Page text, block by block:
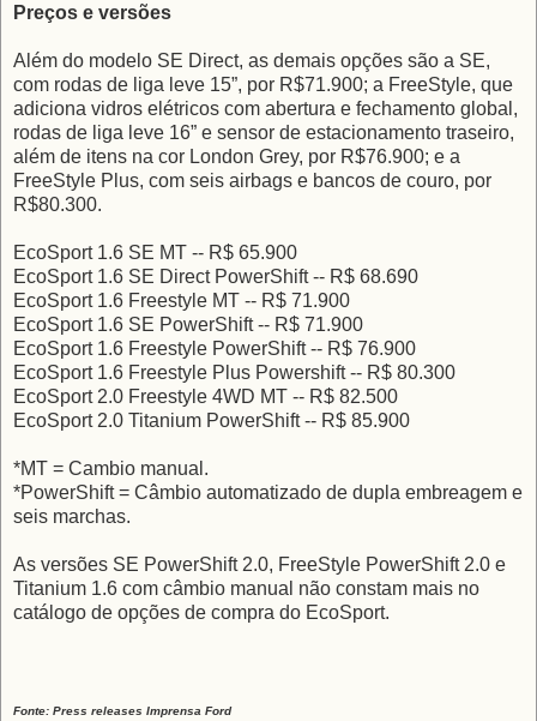
Preços e versões
Além do modelo SE Direct, as demais opções são a SE,
com rodas de liga leve 15”, por R$71.900; a FreeStyle, que
adiciona vidros elétricos com abertura e fechamento global,
rodas de liga leve 16” e sensor de estacionamento traseiro,
além de itens na cor London Grey, por R$76.900; e a
FreeStyle Plus, com seis airbags e bancos de couro, por
R$80.300.
EcoSport 1.6 SE MT -- R$ 65.900
EcoSport 1.6 SE Direct PowerShift -- R$ 68.690
EcoSport 1.6 Freestyle MT -- R$ 71.900
EcoSport 1.6 SE PowerShift -- R$ 71.900
EcoSport 1.6 Freestyle PowerShift -- R$ 76.900
EcoSport 1.6 Freestyle Plus Powershift -- R$ 80.300
EcoSport 2.0 Freestyle 4WD MT -- R$ 82.500
EcoSport 2.0 Titanium PowerShift -- R$ 85.900
*MT = Cambio manual.
*PowerShift = Câmbio automatizado de dupla embreagem e
seis marchas.
As versões SE PowerShift 2.0, FreeStyle PowerShift 2.0 e
Titanium 1.6 com câmbio manual não constam mais no
catálogo de opções de compra do EcoSport.
Fonte: Press releases Imprensa Ford